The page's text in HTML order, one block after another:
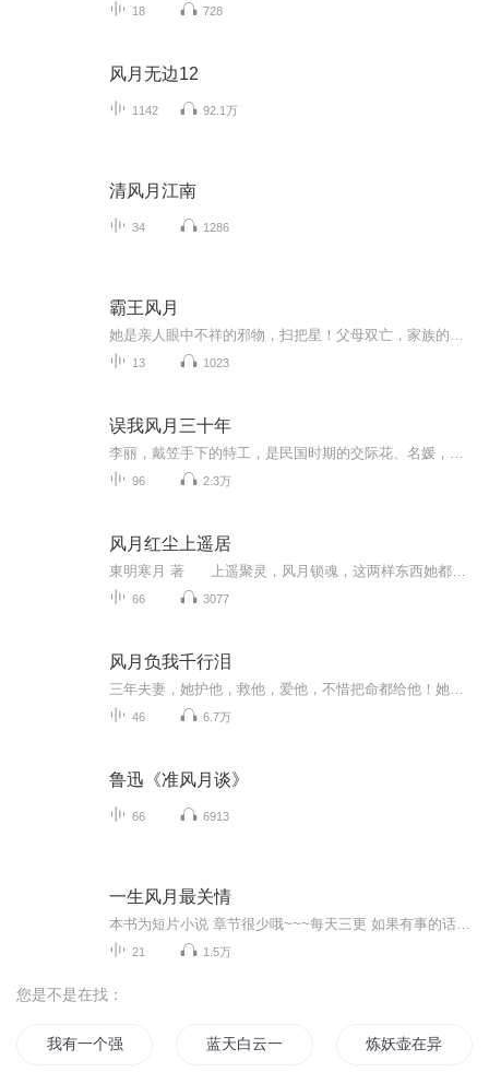
18 728
风月无边12
1142 92.1万
清风月江南
34 1286
霸王风月
13 1023
误我风月三十年
96 2.3万
风月红尘上遥居
66 3077
风月负我千行泪
46 6.7万
鲁迅《准风月谈》
66 6913
一生风月最关情
21 1.5万
您是不是在找：
我有一个强化壶 蓝天白云一壶酒 炼妖壶在异界